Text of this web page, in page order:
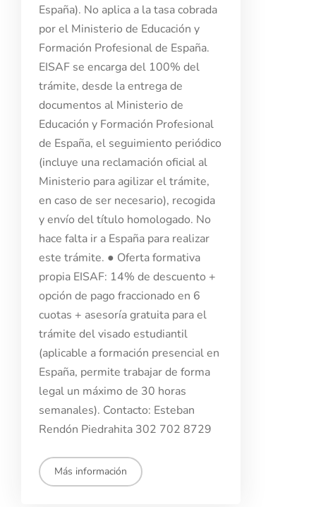
España). No aplica a la tasa cobrada
por el Ministerio de Educación y
Formación Profesional de España.
EISAF se encarga del 100% del
trámite, desde la entrega de
documentos al Ministerio de
Educación y Formación Profesional
de España, el seguimiento periódico
(incluye una reclamación oficial al
Ministerio para agilizar el trámite,
en caso de ser necesario), recogida
y envío del título homologado. No
hace falta ir a España para realizar
este trámite. ● Oferta formativa
propia EISAF: 14% de descuento +
opción de pago fraccionado en 6
cuotas + asesoría gratuita para el
trámite del visado estudiantil
(aplicable a formación presencial en
España, permite trabajar de forma
legal un máximo de 30 horas
semanales). Contacto: Esteban
Rendón Piedrahita 302 702 8729
Más información